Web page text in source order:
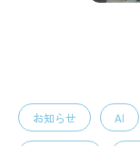
お知らせ AI